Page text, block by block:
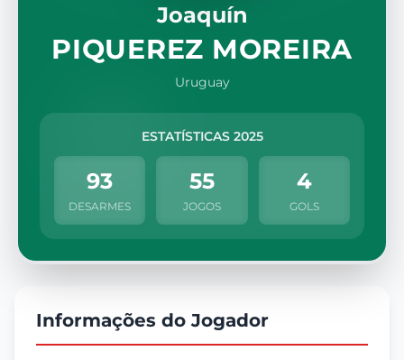
Joaquín
PIQUEREZ MOREIRA
Uruguay
ESTATÍSTICAS 2025
93
DESARMES
55
JOGOS
4
GOLS
Informações do Jogador